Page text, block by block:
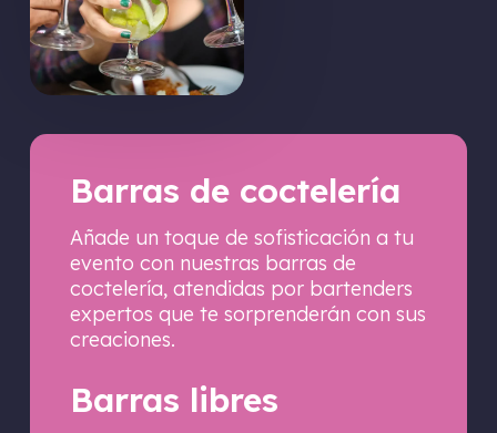
Barras de coctelería
Añade un toque de sofisticación a tu
evento con nuestras barras de
coctelería, atendidas por bartenders
expertos que te sorprenderán con sus
creaciones.
Barras libres